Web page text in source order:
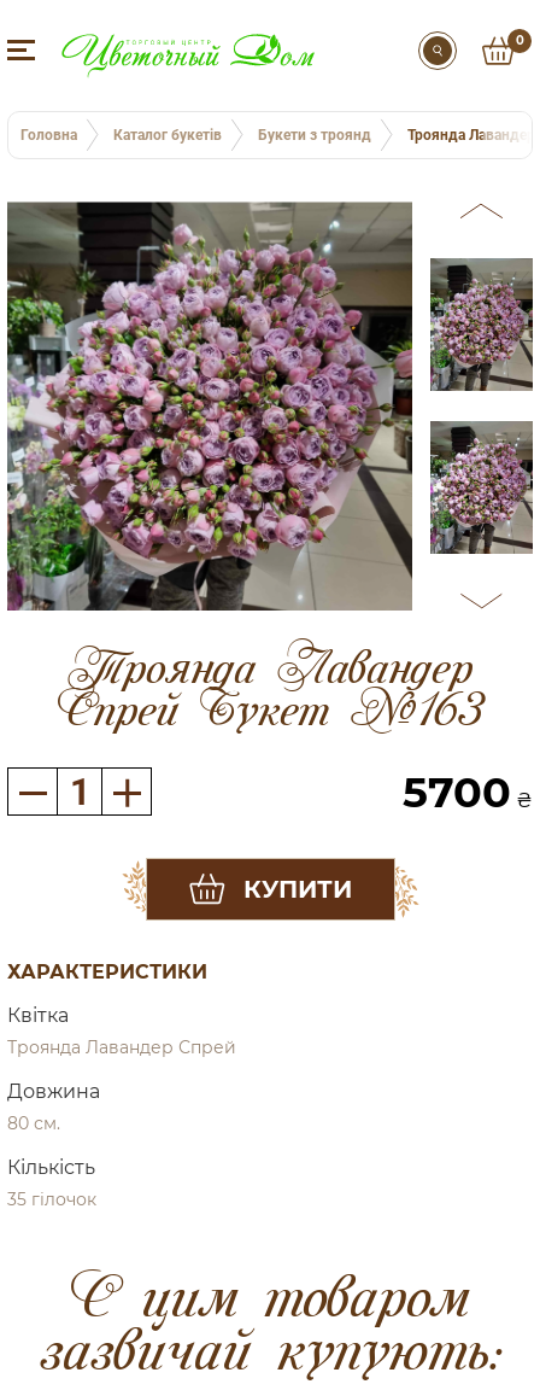
0
Головна Каталог букетів Букети з троянд Троянда
Троянда Лавандер
Спрей Букет №163
5700 ₴
КУПИТИ
ХАРАКТЕРИСТИКИ
Квітка
Троянда Лавандер Спрей
Довжина
80 см.
Кількість
35 гілочок
C цим товаром
зазвичай купують: